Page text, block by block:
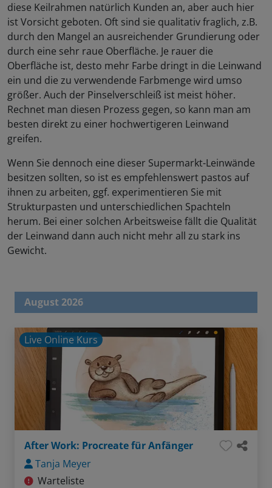
diese Keilrahmen natürlich Kunden an, aber auch hier
ist Vorsicht geboten. Oft sind sie qualitativ fraglich, z.B.
durch den Mangel an ausreichender Grundierung oder
durch eine sehr raue Oberfläche. Je rauer die
Oberfläche ist, desto mehr Farbe dringt in die Leinwand
ein und die zu verwendende Farbmenge wird umso
größer. Auch der Pinselverschleiß ist meist höher.
Rechnet man diesen Prozess gegen, so kann man am
besten direkt zu einer hochwertigeren Leinwand
greifen.
Wenn Sie dennoch eine dieser Supermarkt-Leinwände
besitzen sollten, so ist es empfehlenswert pastos auf
ihnen zu arbeiten, ggf. experimentieren Sie mit
Strukturpasten und unterschiedlichen Spachteln
herum. Bei einer solchen Arbeitsweise fällt die Qualität
der Leinwand dann auch nicht mehr all zu stark ins
Gewicht.
August 2026
Live Online Kurs
After Work: Procreate für Anfänger
Tanja Meyer
Warteliste